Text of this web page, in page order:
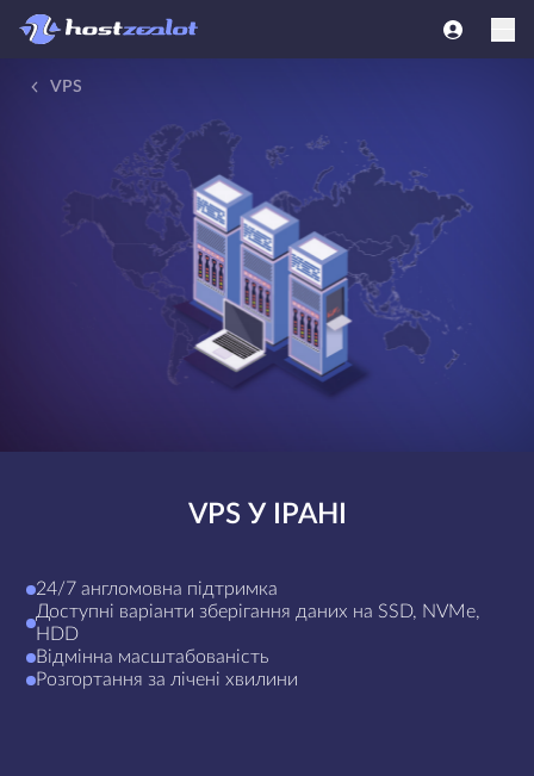
VPS
VPS У ІРАНІ
24/7 англомовна підтримка
Доступні варіанти зберігання даних на SSD, NVMe,
HDD
Відмінна масштабованість
Розгортання за лічені хвилини